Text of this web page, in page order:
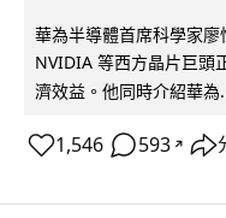
華為半導體首席科學家
NVIDIA 等西方晶片巨頭
濟效益。他同時介紹華為
1,546 593 ↗